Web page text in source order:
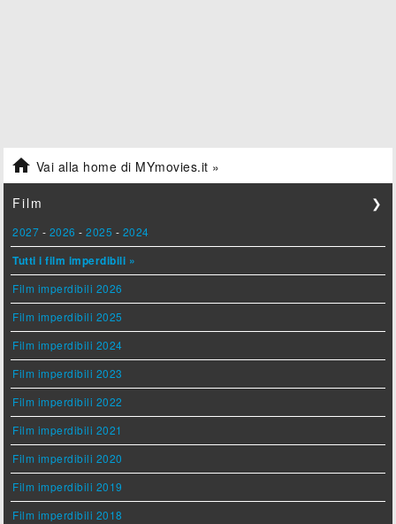
 Vai alla home di MYmovies.it »
Film ❯
2027 - 2026 -2025 - 2024
Tutti i film imperdibili »
Film imperdibili 2026
Film imperdibili 2025
Film imperdibili 2024
Film imperdibili 2023
Film imperdibili 2022
Film imperdibili 2021
Film imperdibili 2020
Film imperdibili 2019
Film imperdibili 2018